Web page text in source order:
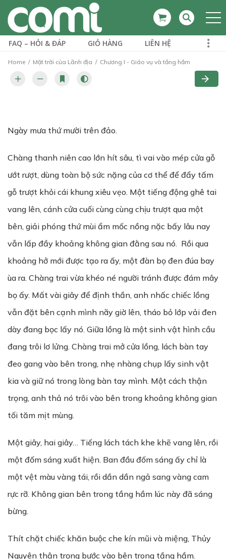
FAQ – HỎI & ĐÁP GIỎ HÀNG LIÊN HỆ
Home Mặt trời của Lãnh địa Chương I - Giáo vụ và tầng hầm
Ngày mưa thứ mười trên đảo.
Chàng thanh niên cao lớn hít sâu, tì vai vào mép cửa gỗ
ướt rượt, dùng toàn bộ sức nặng của cơ thể để đẩy tấm
gỗ trượt khỏi cái khung xiêu vẹo. Một tiếng động ghê tai
vang lên, cánh cửa cuối cùng cùng chịu trượt qua một
bên, giải phóng thứ mùi ẩm mốc nồng nặc bấy lâu nay
vẫn lấp đầy khoảng không gian đằng sau nó. Rồi qua
khoảng hở mới được tạo ra ấy, một đàn bọ đen đúa bay
ùa ra. Chàng trai vừa khéo né người tránh được đám mây
bọ ấy. Mất vài giây để định thần, anh nhấc chiếc lồng
vẫn đặt bên cạnh mình nãy giờ lên, tháo bỏ lớp vải đen
dày đang bọc lấy nó. Giữa lồng là một sinh vật hình cầu
đang trôi lơ lửng. Chàng trai mở cửa lồng, lách bàn tay
đeo gang vào bên trong, nhẹ nhàng chụp lấy sinh vật
kia và giữ nó trong lòng bàn tay mình. Một cách thận
trọng, anh thả nó trôi vào bên trong khoảng không gian
tối tăm mịt mùng.
Một giây, hai giây… Tiếng lách tách khe khẽ vang lên, rồi
một đốm sáng xuất hiện. Ban đầu đốm sáng ấy chỉ là
một vệt màu vàng tái, rồi dần dần ngả sang vàng cam
rực rỡ. Không gian bên trong tầng hầm lúc này đã sáng
bừng.
Thít chặt chiếc khăn buộc che kín mũi và miệng, Thủy
Nguyên thận trọng bước vào bên trong tầng hầm.